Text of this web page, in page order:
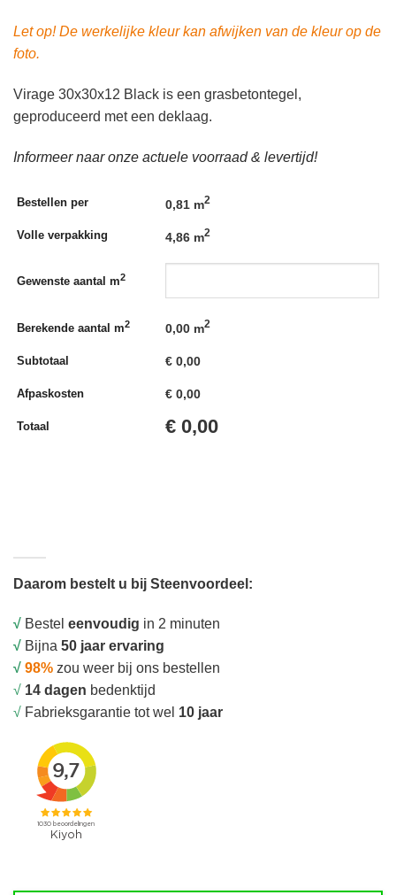
Let op! De werkelijke kleur kan afwijken van de kleur op de
foto.
Virage 30x30x12 Black is een grasbetontegel,
geproduceerd met een deklaag.
Informeer naar onze actuele voorraad & levertijd!
Bestellen per 0,81 m2
Volle verpakking 4,86 m2
Gewenste aantal m2
Berekende aantal m2 0,00 m2
Subtotaal €0,00
Afpaskosten €0,00
Totaal € 0,00
Daarom bestelt u bij Steenvoordeel:
√ Bestel eenvoudig in 2 minuten
√ Bijna 50 jaar ervaring
√ 98% zou weer bij ons bestellen
√ 14 dagen bedenktijd
√ Fabrieksgarantie tot wel 10 jaar